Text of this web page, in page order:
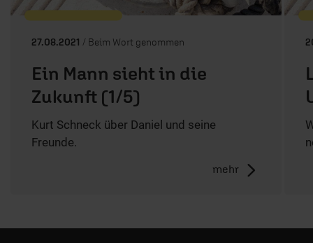
27.08.2021 / Beim Wort genommen
Ein Mann sieht in die
Zukunft (1/5)
Kurt Schneck über Daniel und seine
Freunde.
mehr